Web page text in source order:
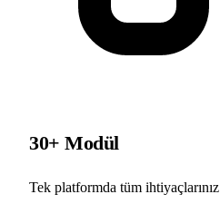
30+ Modül
Tek platformda tüm ihtiyaçlarınız